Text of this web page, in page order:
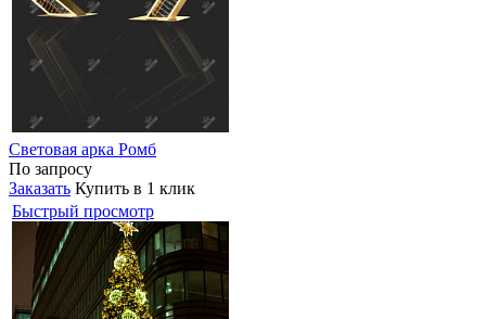
Световая арка Ромб
По запросу
Заказать Купить в 1 клик
Быстрый просмотр